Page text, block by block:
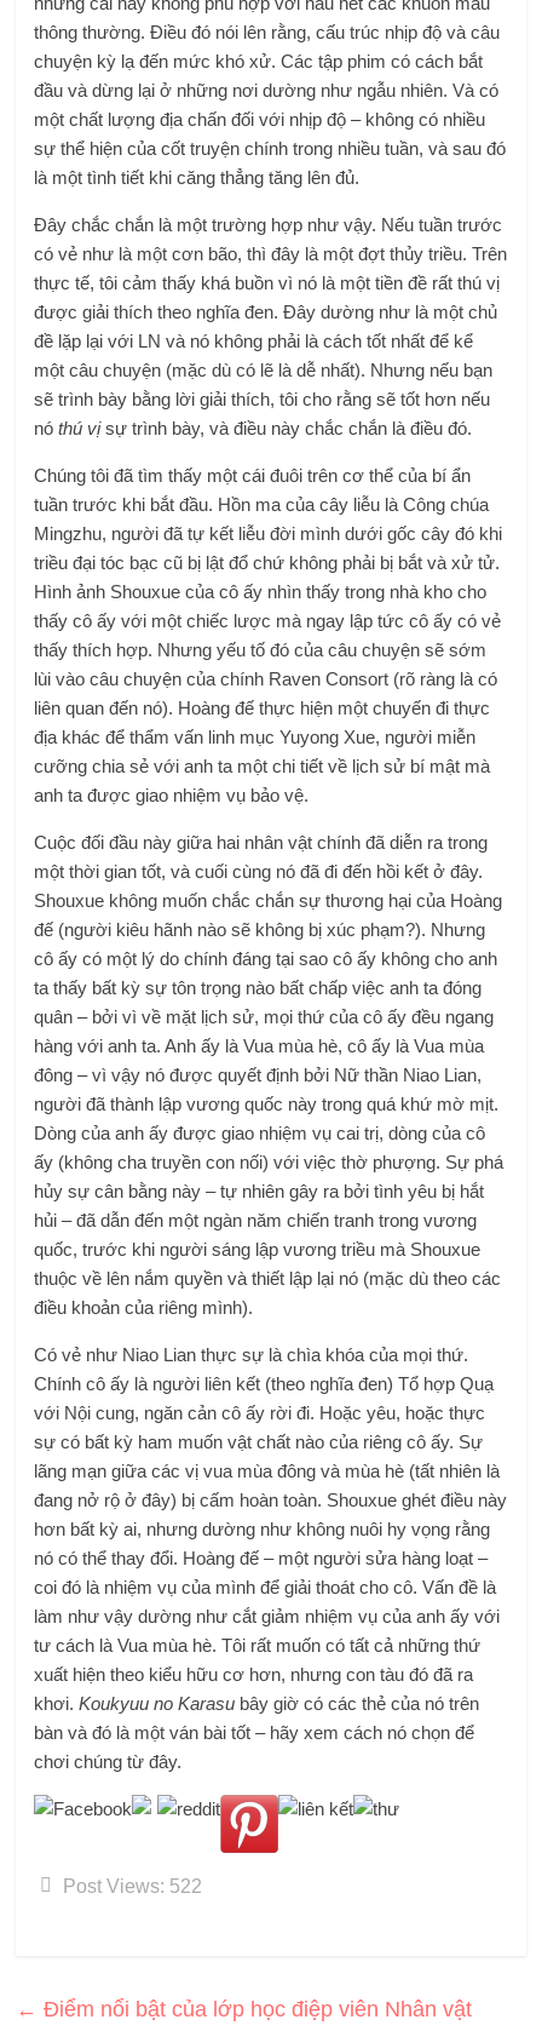
thông thường. Điều đó nói lên rằng, cấu trúc nhịp độ và câu
chuyện kỳ ​​lạ đến mức khó xử. Các tập phim có cách bắt
đầu và dừng lại ở những nơi dường như ngẫu nhiên. Và có
một chất lượng địa chấn đối với nhịp độ – không có nhiều
sự thể hiện của cốt truyện chính trong nhiều tuần, và sau đó
là một tình tiết khi căng thẳng tăng lên đủ.
Đây chắc chắn là một trường hợp như vậy. Nếu tuần trước
có vẻ như là một cơn bão, thì đây là một đợt thủy triều. Trên
thực tế, tôi cảm thấy khá buồn vì nó là một tiền đề rất thú vị
được giải thích theo nghĩa đen. Đây dường như là một chủ
đề lặp lại với LN và nó không phải là cách tốt nhất để kể
một câu chuyện (mặc dù có lẽ là dễ nhất). Nhưng nếu bạn
sẽ trình bày bằng lời giải thích, tôi cho rằng sẽ tốt hơn nếu
nóthú vịsự trình bày, và điều này chắc chắn là điều đó.
Chúng tôi đã tìm thấy một cái đuôi trên cơ thể của bí ẩn
tuần trước khi bắt đầu. Hồn ma của cây liễu là Công chúa
Mingzhu, người đã tự kết liễu đời mình dưới gốc cây đó khi
triều đại tóc bạc cũ bị lật đổ chứ không phải bị bắt và xử tử.
Hình ảnh Shouxue của cô ấy nhìn thấy trong nhà kho cho
thấy cô ấy với một chiếc lược mà ngay lập tức cô ấy có vẻ
thấy thích hợp. Nhưng yếu tố đó của câu chuyện sẽ sớm
lùi vào câu chuyện của chính Raven Consort (rõ ràng là có
liên quan đến nó). Hoàng đế thực hiện một chuyến đi thực
địa khác để thẩm vấn linh mục Yuyong Xue, người miễn
cưỡng chia sẻ với anh ta một chi tiết về lịch sử bí mật mà
anh ta được giao nhiệm vụ bảo vệ.
Cuộc đối đầu này giữa hai nhân vật chính đã diễn ra trong
một thời gian tốt, và cuối cùng nó đã đi đến hồi kết ở đây.
Shouxue không muốn chắc chắn sự thương hại của Hoàng
đế (người kiêu hãnh nào sẽ không bị xúc phạm?). Nhưng
cô ấy có một lý do chính đáng tại sao cô ấy không cho anh
ta thấy bất kỳ sự tôn trọng nào bất chấp việc anh ta đóng
quân – bởi vì về mặt lịch sử, mọi thứ của cô ấy đều ngang
hàng với anh ta. Anh ấy là Vua mùa hè, cô ấy là Vua mùa
đông – vì vậy nó được quyết định bởi Nữ thần Niao Lian,
người đã thành lập vương quốc này trong quá khứ mờ mịt.
Dòng của anh ấy được giao nhiệm vụ cai trị, dòng của cô
ấy (không cha truyền con nối) với việc thờ phượng. Sự phá
hủy sự cân bằng này – tự nhiên gây ra bởi tình yêu bị hắt
hủi – đã dẫn đến một ngàn năm chiến tranh trong vương
quốc, trước khi người sáng lập vương triều mà Shouxue
thuộc về lên nắm quyền và thiết lập lại nó (mặc dù theo các
điều khoản của riêng mình).
Có vẻ như Niao Lian thực sự là chìa khóa của mọi thứ.
Chính cô ấy là người liên kết (theo nghĩa đen) Tổ hợp Quạ
với Nội cung, ngăn cản cô ấy rời đi. Hoặc yêu, hoặc thực
sự có bất kỳ ham muốn vật chất nào của riêng cô ấy. Sự
lãng mạn giữa các vị vua mùa đông và mùa hè (tất nhiên là
đang nở rộ ở đây) bị cấm hoàn toàn. Shouxue ghét điều này
hơn bất kỳ ai, nhưng dường như không nuôi hy vọng rằng
nó có thể thay đổi. Hoàng đế – một người sửa hàng loạt –
coi đó là nhiệm vụ của mình để giải thoát cho cô. Vấn đề là
làm như vậy dường như cắt giảm nhiệm vụ của anh ấy với
tư cách là Vua mùa hè. Tôi rất muốn có tất cả những thứ
xuất hiện theo kiểu hữu cơ hơn, nhưng con tàu đó đã ra
khơi.Koukyuu no Karasu bây giờ có các thẻ của nó trên
bàn và đó là một ván bài tốt – hãy xem cách nó chọn để
chơi chúng từ đây.
Post Views: 522
← Điểm nổi bật của lớp học điệp viên Nhân vật